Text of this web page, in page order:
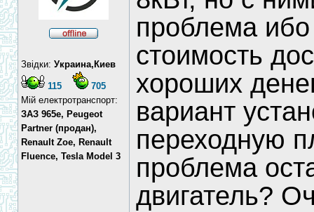
Звідки: Украина,Киев
115
705
Мій електротранспорт:
ЗАЗ 965e, Peugeot
Partner (продан),
Renault Zoe, Renault
Fluence, Tesla Model 3
проблема
стоимость
хороших
вариант
переходную
проблема
двигатель?